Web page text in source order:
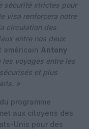
sécurité strictes pour
visa renforcera notre
circulation des
entre nos deux
américain Antony
les voyages entre les
et plus
»
du programme
aux citoyens des
Unis pour des